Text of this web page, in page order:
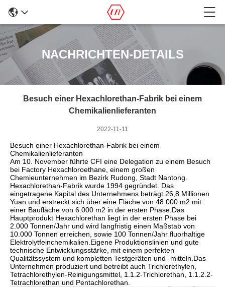
NACHRICHTEN-DETAILS
Besuch einer Hexachlorethan-Fabrik bei einem
Chemikalienlieferanten
2022-11-11
Besuch einer Hexachlorethan-Fabrik bei einem
Chemikalienlieferanten
Am 10. November führte CFI eine Delegation zu einem Besuch
bei Factory Hexachloroethane, einem großen
Chemieunternehmen im Bezirk Rudong, Stadt Nantong.
Hexachlorethan-Fabrik wurde 1994 gegründet. Das
eingetragene Kapital des Unternehmens beträgt 26,8 Millionen
Yuan und erstreckt sich über eine Fläche von 48.000 m2 mit
einer Baufläche von 6.000 m2 in der ersten Phase.Das
Hauptprodukt Hexachlorethan liegt in der ersten Phase bei
2.000 Tonnen/Jahr und wird langfristig einen Maßstab von
10.000 Tonnen erreichen, sowie 100 Tonnen/Jahr fluorhaltige
Elektrolytfeinchemikalien.Eigene Produktionslinien und gute
technische Entwicklungsstärke, mit einem perfekten
Qualitätssystem und kompletten Testgeräten und -mitteln.Das
Unternehmen produziert und betreibt auch Trichlorethylen,
Tetrachlorethylen-Reinigungsmittel, 1.1.2-Trichlorethan, 1.1.2.2-
Tetrachlorethan und Pentachlorethan.